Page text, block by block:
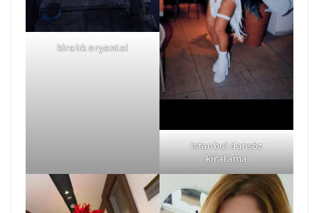
kiralık oryantal
istanbul dansöz
kiralama